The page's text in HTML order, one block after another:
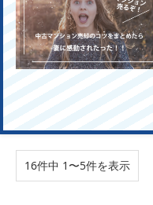
16件中 1〜5件を表示